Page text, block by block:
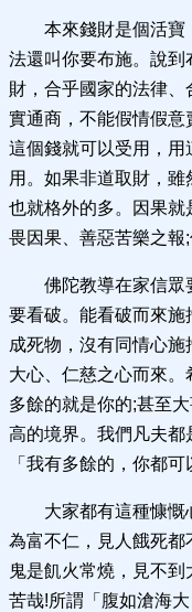
本來錢財是個活寶
法還叫你要布施。說到
財，合乎國家的法律
實通商，不能假情假意
這個錢就可以受用，
用。如果非道取財，
也就格外的多。因果就
畏因果、善惡苦樂之報
佛陀教導在家信眾
要看破。能看破而來
成死物，沒有同情心
大心、仁慈之心而來
多餘的就是你的;甚至
高的境界。我們凡夫都
「我有多餘的，你都
大家都有這種慷慨
為富不仁，見人餓死
鬼是飢火常燒，見不
苦哉!所謂「腹如滄海